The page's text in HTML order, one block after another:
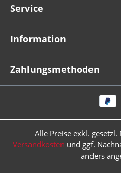
Service
Information
Zahlungsmethoden
Alle Preise exkl.
Versandkosten und ggf.
anders